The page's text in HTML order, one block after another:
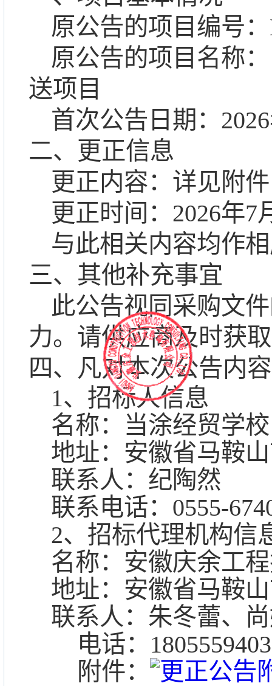
原公告的项目编号：
原公告的项目名称
送项目
首次公告日期： 2026
二、更正信息
更正内容：详见附件
更正时间： 2026年7
与此相关内容均作
三、 其他补充事宜
此公告视同 采购文件
力。请供应商及时获
四、凡对本次公告内
1、招标人信息
名称：当涂经贸学校
地址：安徽省马鞍
联系人：纪陶然
联系电话： 0555-
2、招标代理机构信
名称：安徽庆余工
地址：安徽省马鞍
联系人 ：朱冬蕾、
电话：
附件：
更正公告